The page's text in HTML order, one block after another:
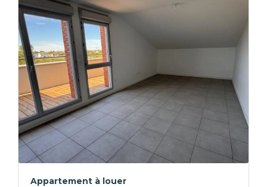
Appartement à louer